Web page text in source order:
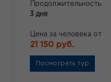
Продолжительность
3 дня
Цена за человека от
21 150 руб.
Посмотреть тур